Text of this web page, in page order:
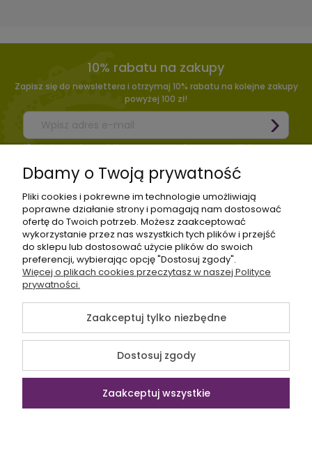
10% rabatu na zakupy
Zapisz się do newslettera i otrzymaj 10% rabatu na kolejne zakupy
powyżej 100 zł!
*Zapisując się do newslettera wyrażasz zgodę na nasząpolitykę
OBSŁUGA
KLIENTA
POMOC
+48535745555sklep@sagana.pl
Szablon Flex byEcommercy
Dbamy o Twoją prywatność
Pliki cookies i pokrewne im technologie umożliwiają
poprawne działanie strony i pomagają nam dostosować
ofertę do Twoich potrzeb. Możesz zaakceptować
wykorzystanie przez nas wszystkich tych plików i przejść
do sklepu lub dostosować użycie plików do swoich
preferencji, wybierając opcję "Dostosuj zgody".
Więcej o plikach cookies przeczytasz w naszej Polityce
prywatności.
Zaakceptuj tylko niezbędne
Dostosuj zgody
Zaakceptuj wszystkie